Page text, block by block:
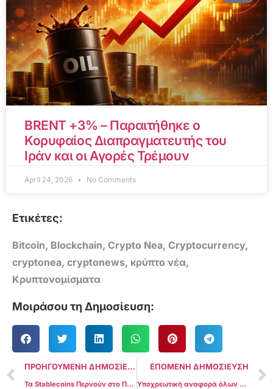
BRENT +3% – Παραιτήθηκε ο
Κορυφαίος Διαπραγματευτής του
Ιράν και οι Αγορές Τρέμουν
April 24, 2026 No Comments
Ετικέτες:
Bitcoin, Blockchain, Crypto Nea, Cryptocurrency,
cryptonea, cryptonews, κρύπτο νέα,
Κρυπτονομίσματα
Μοιράσου τη Δημοσίευση:
ΠΡΟΗΓΟΥΜΕΝΗ ΔΗΜΟΣΙΕΥΣΗ
Τα Stablecoins Περνούν στο Προσκήνιο: 9 στις 10 Χρηματοοικονομικές Εταιρείες Έχουν Ήδη Ξεκινήσει
ΕΠΟΜΕΝΗ ΔΗΜΟΣΙΕΥΣΗ
Υποχρεωτική αναφορά όλων των συναλλαγών κρυπτονομισμάτων στο Ηνωμένο Βασίλειο από το 2026